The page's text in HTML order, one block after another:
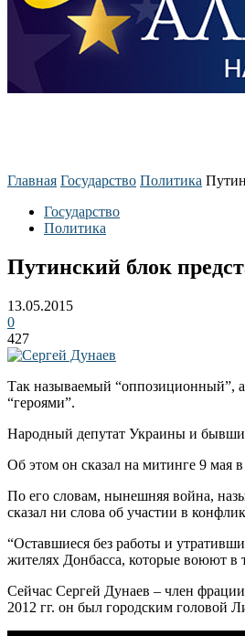
Главная Государство Политика
Государство
Политика
Путинский блок
13.05.2015
0
427
Так называемый “оппозиционный”, а
“героями”.
Народный депутат Украины и
Об этом он сказал на митинге 9 мая
По его словам, нынешняя война,
сказал ни слова об участии в
“Оставшиеся без работы и
жителях Донбасса, которые воюют в
Сейчас Сергей Дунаев – член
2012 гг. он был городским головой